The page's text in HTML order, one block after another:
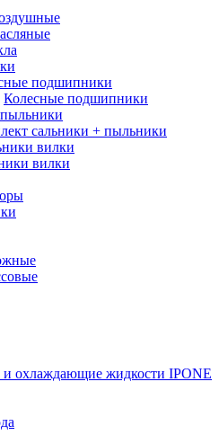
подшипники
Колесные подшипники
сальники + пыльники
вилки
вилки
и охлаждающие жидкости IPONE